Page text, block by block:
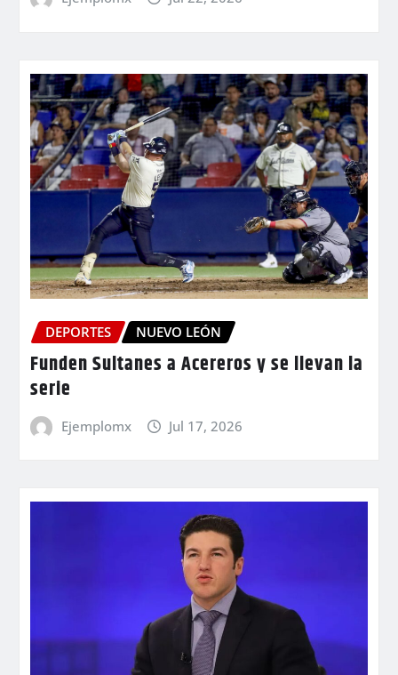
DEPORTES NUEVO LEÓN
Funden Sultanes a Acereros y se llevan la
serie
Ejemplomx Jul 17, 2026